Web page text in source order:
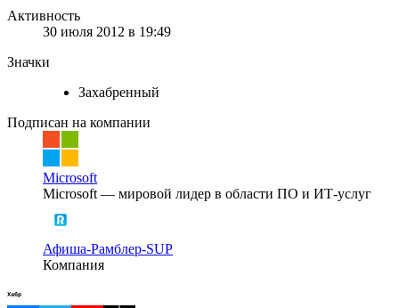
Активность
30 июля 2012 в 19:49
Значки
Захабренный
Подписан на компании
Microsoft
Microsoft — мировой лидер в области ПО и ИТ-услуг
Афиша-Рамблер-SUP
Компания